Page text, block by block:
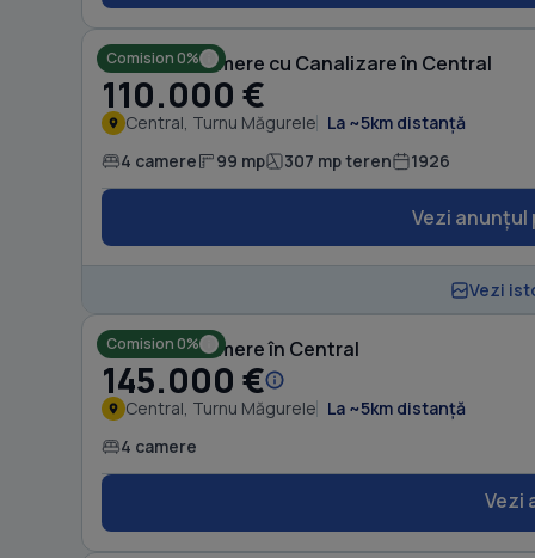
Comision 0%
Casă cu 4 camere cu Canalizare în Central
110.000 €
Central, Turnu Măgurele La ~5km distanță
4 camere 99 mp 307 mp teren 1926
Vezi anunțul
Vezi
Comision 0%
Casă cu 4 camere în Central
145.000 €
Central, Turnu Măgurele La ~5km distanță
4 camere
Vezi